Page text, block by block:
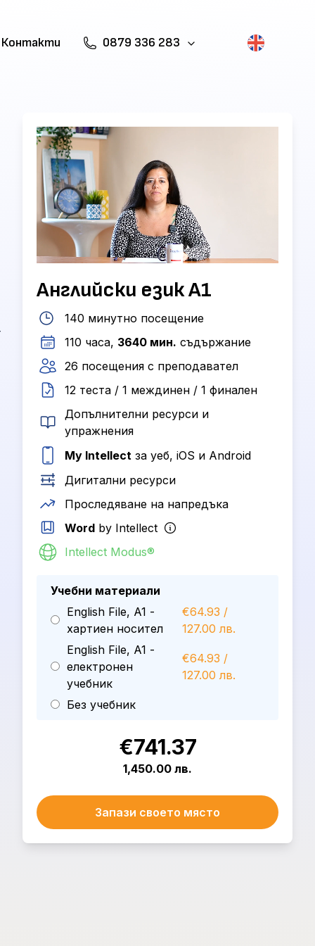
Контакти 0879 336 283
Unmute
Английски език А1
140 минутно посещение
110 часа, 3640 мин. съдържание
26 посещения с преподавател
12 теста / 1 междинен / 1 финален
Допълнителни ресурси и
упражнения
My Intellect за уеб, iOS и Android
Дигитални ресурси
Проследяване на напредъка
Word by Intellect
Intellect Modus®
Учебни материали
English File, A1 -
хартиен носител
€64.93 /
127.00 лв.
English File, A1 -
електронен
учебник
€64.93 /
127.00 лв.
Без учебник
€741.37
1,450.00 лв.
Запази своето място